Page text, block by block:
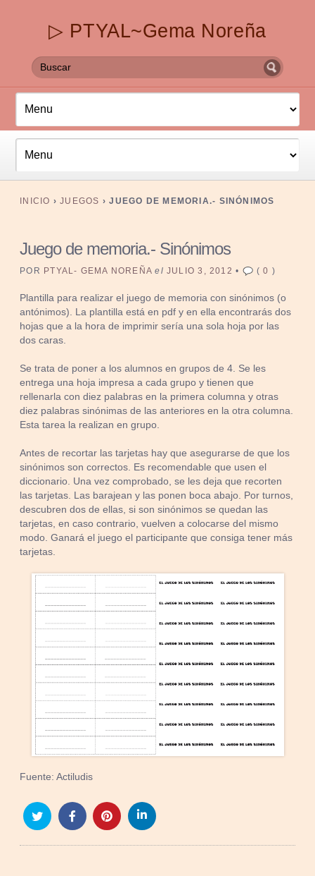
▷ PTYAL~Gema Noreña
INICIO › JUEGOS › JUEGO DE MEMORIA.- SINÓNIMOS
Juego de memoria.- Sinónimos
POR PTYAL- GEMA NOREÑA el JULIO 3, 2012 • (0 )
Plantilla para realizar el juego de memoria con sinónimos (o
antónimos). La plantilla está en pdf y en ella encontrarás dos
hojas que a la hora de imprimir sería una sola hoja por las
dos caras.
Se trata de poner a los alumnos en grupos de 4. Se les
entrega una hoja impresa a cada grupo y tienen que
rellenarla con diez palabras en la primera columna y otras
diez palabras sinónimas de las anteriores en la otra columna.
Esta tarea la realizan en grupo.
Antes de recortar las tarjetas hay que asegurarse de que los
sinónimos son correctos. Es recomendable que usen el
diccionario. Una vez comprobado, se les deja que recorten
las tarjetas. Las barajean y las ponen boca abajo. Por turnos,
descubren dos de ellas, si son sinónimos se quedan las
tarjetas, en caso contrario, vuelven a colocarse del mismo
modo. Ganará el juego el participante que consiga tener más
tarjetas.
Fuente: Actiludis